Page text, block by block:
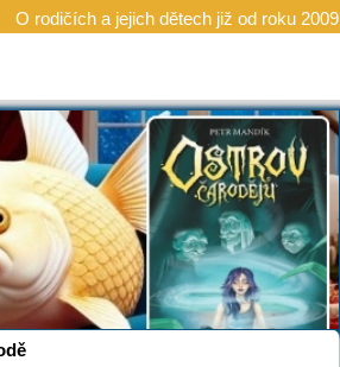
O rodičích a jejich dětech již od roku 2009